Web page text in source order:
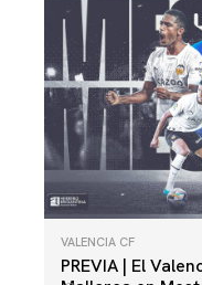
VALENCIA CF
PREVIA | El